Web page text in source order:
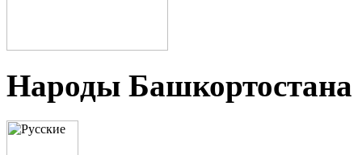
Народы Башкортостана